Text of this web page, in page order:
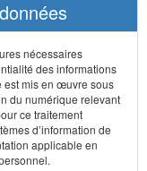
nécessaires
des informations
est mis en œuvre sous
du numérique relevant
ce traitement
d’information de
applicable en